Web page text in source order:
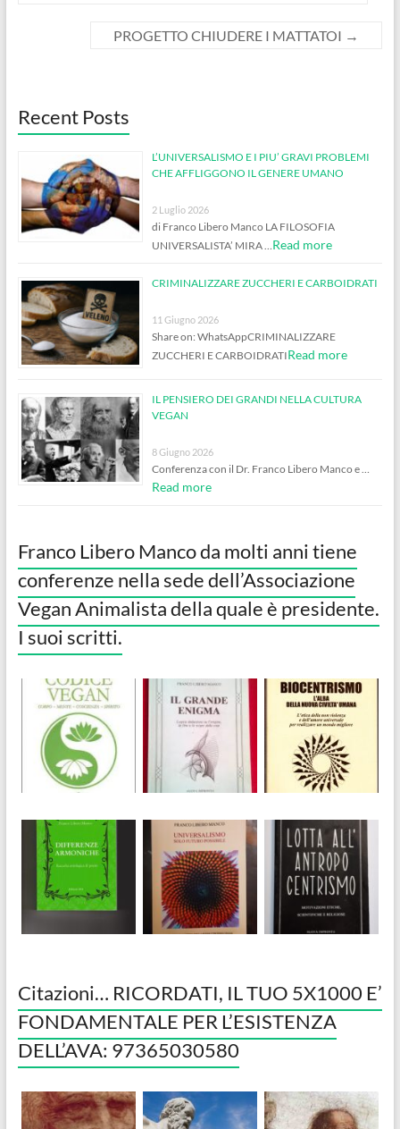
PROGETTO CHIUDERE I MATTATOI →
Recent Posts
L’UNIVERSALISMO E I PIU’ GRAVI PROBLEMI
CHE AFFLIGGONO IL GENERE UMANO
2 Luglio 2026
di Franco Libero Manco LA FILOSOFIA
UNIVERSALISTA’ MIRA …Read more
CRIMINALIZZARE ZUCCHERI E CARBOIDRATI
11 Giugno 2026
Share on: WhatsAppCRIMINALIZZARE
ZUCCHERI E CARBOIDRATIRead more
IL PENSIERO DEI GRANDI NELLA CULTURA
VEGAN
8 Giugno 2026
Conferenza con il Dr. Franco Libero Manco e …
Read more
Franco Libero Manco da molti anni tiene
conferenze nella sede dell’Associazione
Vegan Animalista della quale è presidente.
I suoi scritti.
Citazioni… RICORDATI, IL TUO 5X1000 E’
FONDAMENTALE PER L’ESISTENZA
DELL’AVA: 97365030580